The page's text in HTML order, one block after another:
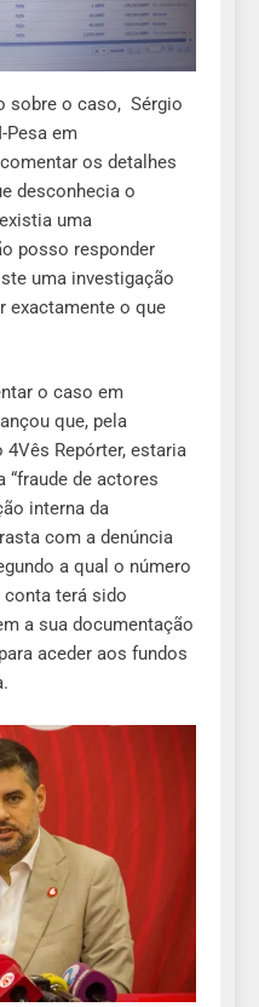
sobre o caso, Sérgio
Pesa em
os detalhes
desconhecia o
uma
posso responder
uma investigação
exactamente o que
o caso em
que, pela
Repórter, estaria
“fraude de actores
interna da
com a denúncia
a qual o número
terá sido
a sua documentação
aceder aos fundos